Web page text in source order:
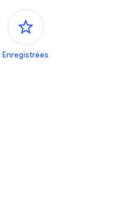
Panneaux latéraux
Enregistrées